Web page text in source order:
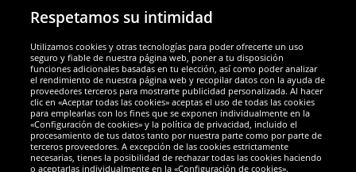
Socios y seguridad
Galardones
Respetamos su intimidad
Utilizamos cookies y otras tecnologías para poder ofrecerte un uso
seguro y fiable de nuestra página web, poner a tu disposición
funciones adicionales basadas en tu elección, así como poder analizar
el rendimiento de nuestra página web y recopilar datos con la ayuda de
proveedores terceros para mostrarte publicidad personalizada. Al hacer
clic en «Aceptar todas las cookies» aceptas el uso de todas las cookies
para emplearlas con los fines que se exponen individualmente en la
«Configuración de cookies» y la política de privacidad, incluido el
procesamiento de tus datos tanto por nuestra parte como por parte de
terceros proveedores. A excepción de las cookies estrictamente
necesarias, tienes la posibilidad de rechazar todas las cookies haciendo
o aceptarlas individualmente en la «Configuración de cookies».